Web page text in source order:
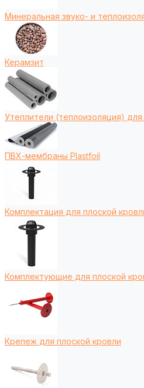
Минеральная звуко- и
Керамзит
Утеплители (теплоизоляция) для
ПВХ-мембраны Plastfoil
Комплектация для плоской
Комплектующие для плоской
Крепеж для плоской кровли